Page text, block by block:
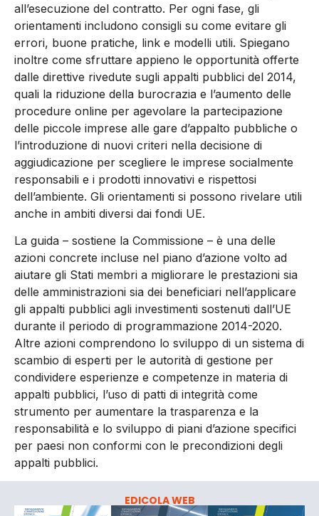
all’esecuzione del contratto. Per ogni fase, gli
orientamenti includono consigli su come evitare gli
errori, buone pratiche, link e modelli utili. Spiegano
inoltre come sfruttare appieno le opportunità offerte
dalle direttive rivedute sugli appalti pubblici del 2014,
quali la riduzione della burocrazia e l’aumento delle
procedure online per agevolare la partecipazione
delle piccole imprese alle gare d’appalto pubbliche o
l’introduzione di nuovi criteri nella decisione di
aggiudicazione per scegliere le imprese socialmente
responsabili e i prodotti innovativi e rispettosi
dell’ambiente. Gli orientamenti si possono rivelare utili
anche in ambiti diversi dai fondi UE.
La guida – sostiene la Commissione – è una delle
azioni concrete incluse nel piano d’azione volto ad
aiutare gli Stati membri a migliorare le prestazioni sia
delle amministrazioni sia dei beneficiari nell’applicare
gli appalti pubblici agli investimenti sostenuti dall’UE
durante il periodo di programmazione 2014-2020.
Altre azioni comprendono lo sviluppo di un sistema di
scambio di esperti per le autorità di gestione per
condividere esperienze e competenze in materia di
appalti pubblici, l’uso di patti di integrità come
strumento per aumentare la trasparenza e la
responsabilità e lo sviluppo di piani d’azione specifici
per paesi non conformi con le precondizioni degli
appalti pubblici.
EDICOLA WEB